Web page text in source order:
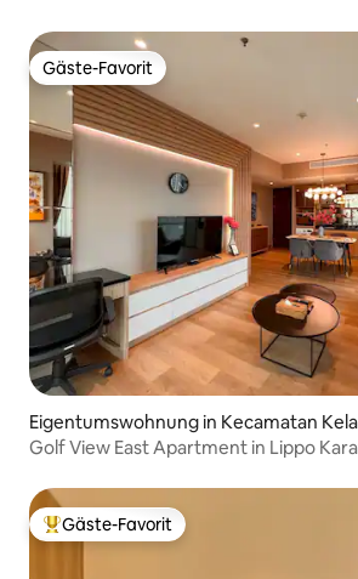
Gäste-Favorit
Gäste-Favorit
Eigentumswohnung in Kecamatan
Golf View East Apartment in Lippo
Beliebter Gäste-Favorit.
Gäste-Favorit